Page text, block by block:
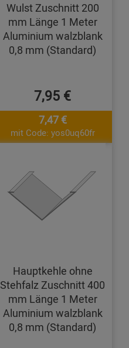
Wulst Zuschnitt 200
mm Länge 1 Meter
Aluminium walzblank
0,8 mm (Standard)
7,95 €
7,47 €
mit Code: yos0uq60fr
Hauptkehle ohne
Stehfalz Zuschnitt 400
mm Länge 1 Meter
Aluminium walzblank
0,8 mm (Standard)